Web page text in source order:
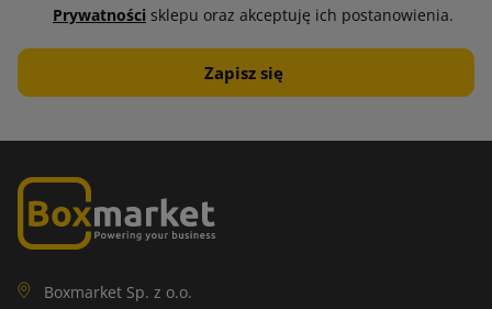
Prywatności sklepu oraz akceptuję ich postanowienia.
Boxmarket Sp. z o.o.